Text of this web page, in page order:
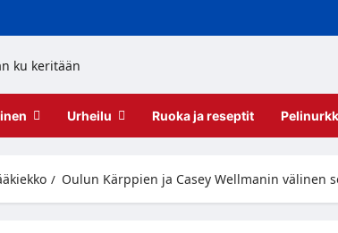
Urheilu Ruoka ja reseptit
Oulun Kärppien ja Casey Wellmanin välinen